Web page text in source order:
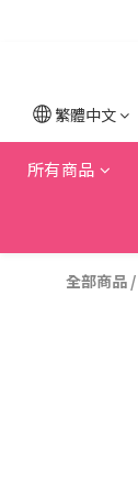
繁體中文
所有商品
全部商品 /